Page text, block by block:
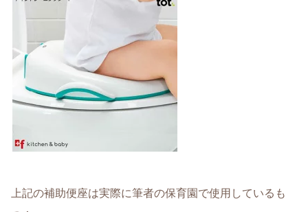
上記の補助便座は実際に筆者の保育園で使用しているも